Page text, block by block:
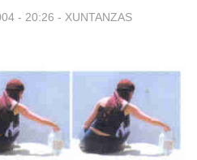
- 20:26 - XUNTANZAS